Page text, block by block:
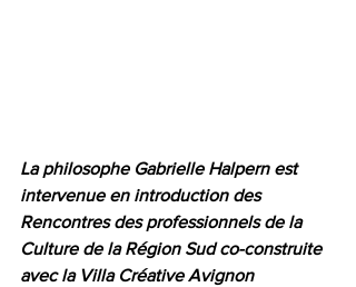
La philosophe Gabrielle Halpern est
intervenue en introduction des
Rencontres des professionnels de la
Culture de la Région Sud co-construite
avec la Villa Créative Avignon